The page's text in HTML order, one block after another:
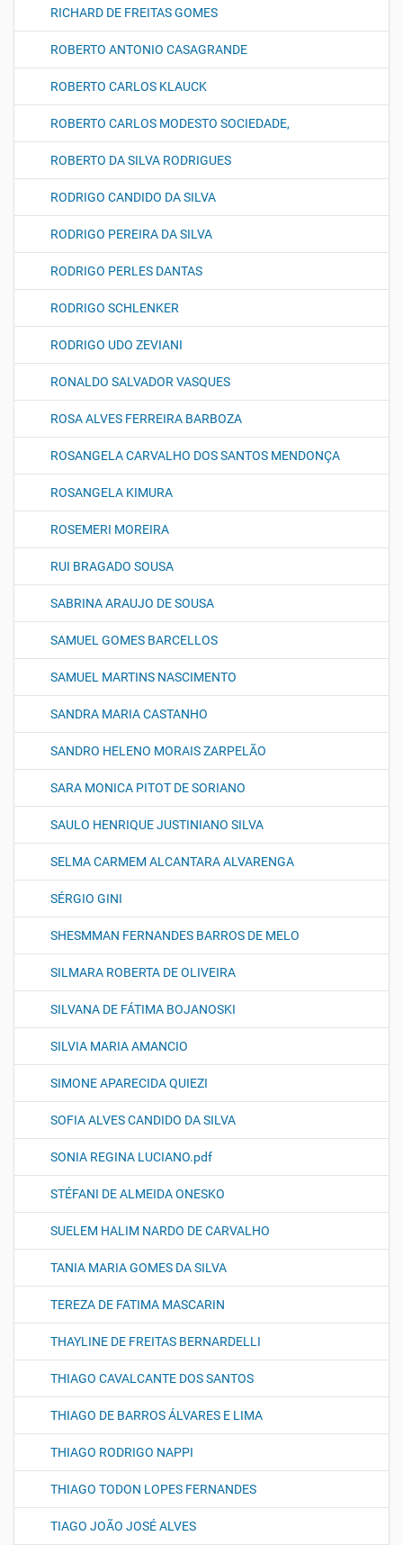
RICHARD DE FREITAS GOMES
ROBERTO ANTONIO CASAGRANDE
ROBERTO CARLOS KLAUCK
ROBERTO CARLOS MODESTO SOCIEDADE,
ROBERTO DA SILVA RODRIGUES
RODRIGO CANDIDO DA SILVA
RODRIGO PEREIRA DA SILVA
RODRIGO PERLES DANTAS
RODRIGO SCHLENKER
RODRIGO UDO ZEVIANI
RONALDO SALVADOR VASQUES
ROSA ALVES FERREIRA BARBOZA
ROSANGELA CARVALHO DOS SANTOS MENDONÇA
ROSANGELA KIMURA
ROSEMERI MOREIRA
RUI BRAGADO SOUSA
SABRINA ARAUJO DE SOUSA
SAMUEL GOMES BARCELLOS
SAMUEL MARTINS NASCIMENTO
SANDRA MARIA CASTANHO
SANDRO HELENO MORAIS ZARPELÃO
SARA MONICA PITOT DE SORIANO
SAULO HENRIQUE JUSTINIANO SILVA
SELMA CARMEM ALCANTARA ALVARENGA
SÉRGIO GINI
SHESMMAN FERNANDES BARROS DE MELO
SILMARA ROBERTA DE OLIVEIRA
SILVANA DE FÁTIMA BOJANOSKI
SILVIA MARIA AMANCIO
SIMONE APARECIDA QUIEZI
SOFIA ALVES CANDIDO DA SILVA
SONIA REGINA LUCIANO.pdf
STÉFANI DE ALMEIDA ONESKO
SUELEM HALIM NARDO DE CARVALHO
TANIA MARIA GOMES DA SILVA
TEREZA DE FATIMA MASCARIN
THAYLINE DE FREITAS BERNARDELLI
THIAGO CAVALCANTE DOS SANTOS
THIAGO DE BARROS ÁLVARES E LIMA
THIAGO RODRIGO NAPPI
THIAGO TODON LOPES FERNANDES
TIAGO JOÃO JOSÉ ALVES